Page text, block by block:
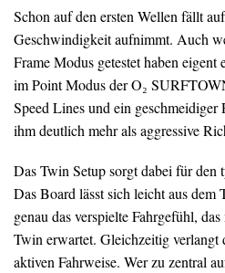
Schon auf den ersten Wellen fällt
Geschwindigkeit aufnimmt. Auch
Frame Modus getestet haben eigent
im Point Modus der O₂
Speed Lines und ein
ihm deutlich mehr als aggressive
Das Twin Setup sorgt dabei für den
Das Board lässt sich leicht aus dem
genau das verspielte Fahrgefühl,
Twin erwartet. Gleichzeitig verlangt
aktiven Fahrweise. Wer zu zentral